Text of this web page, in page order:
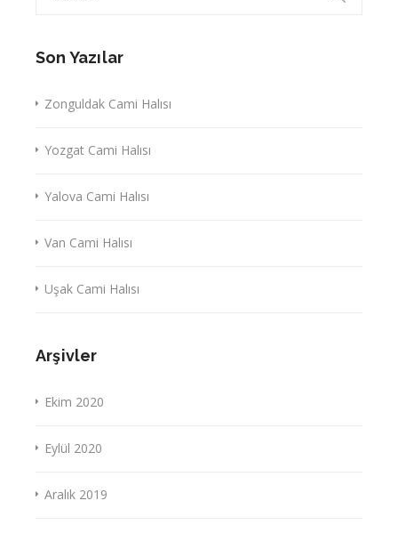
Son Yazılar
Zonguldak Cami Halısı
Yozgat Cami Halısı
Yalova Cami Halısı
Van Cami Halısı
Uşak Cami Halısı
Arşivler
Ekim 2020
Eylül 2020
Aralık 2019